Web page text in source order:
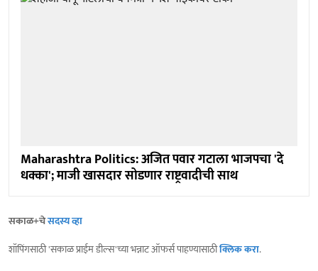
Maharashtra Politics: अजित पवार गटाला भाजपचा 'दे
धक्का'; माजी खासदार सोडणार राष्ट्रवादीची साथ
सकाळ+चेसदस्य व्हा
शॉपिंगसाठी 'सकाळ प्राईम डील्स'च्या भन्नाट ऑफर्स पाहण्यासाठीक्लिक करा.